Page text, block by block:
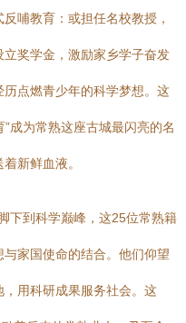
哺教育：或担任名校教授，
奖学金，激励家乡学子奋发
点燃青少年的科学梦想。这
”成为常熟这座古城最闪亮的名
新鲜血液。
下到科学巅峰，这25位常熟籍
家国使命的结合。他们仰望
用科研成果服务社会。这